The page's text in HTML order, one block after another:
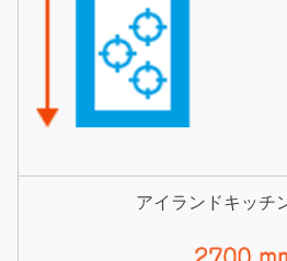
アイランドキッチ